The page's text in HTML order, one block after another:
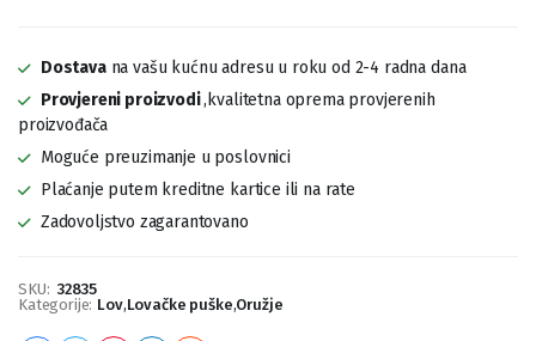
Dostavana vašu kućnu adresu u roku od 2-4 radna dana
Provjereni proizvodi,kvalitetna oprema provjerenih
proizvođača
Moguće preuzimanje u poslovnici
Plaćanje putem kreditne kartice ili na rate
Zadovoljstvo zagarantovano
SKU: 32835
Kategorije: Lov,Lovačke puške,Oružje